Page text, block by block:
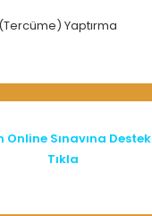
Yaptırma
Sınavına
Tıkla